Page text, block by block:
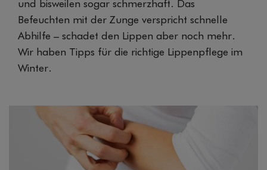
und bisweilen sogar schmerzhaft. Das
Befeuchten mit der Zunge verspricht schnelle
Abhilfe – schadet den Lippen aber noch mehr.
Wir haben Tipps für die richtige Lippenpflege im
Winter.